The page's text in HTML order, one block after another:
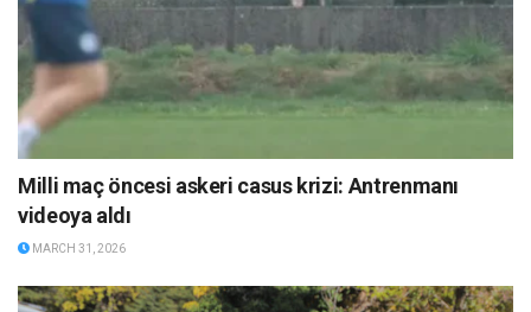
Milli maç öncesi askeri casus krizi: Antrenmanı
videoya aldı
MARCH 31, 2026